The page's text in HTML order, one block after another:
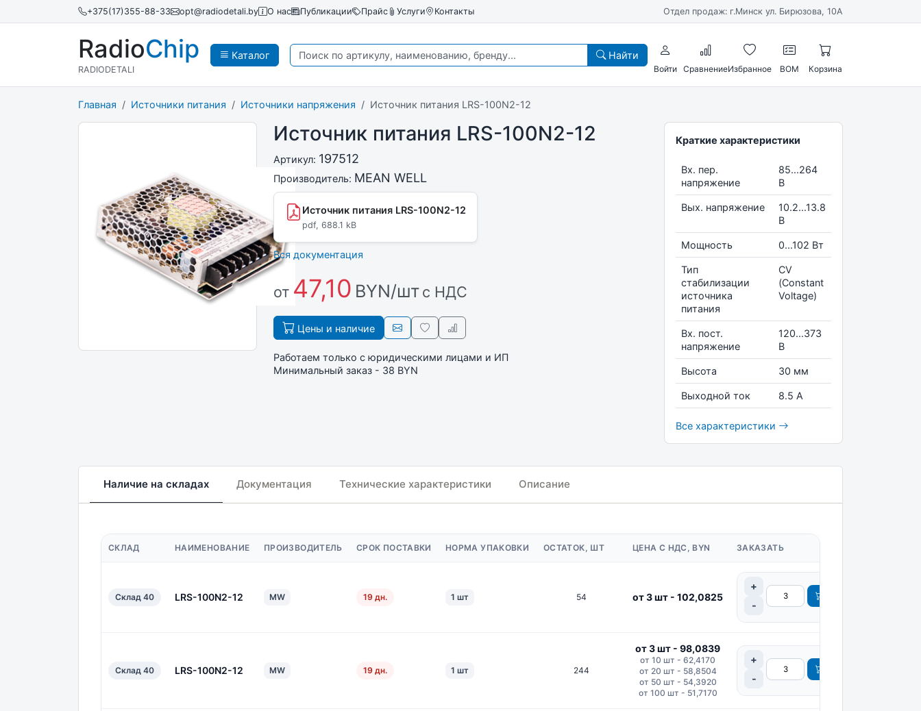
+375(17)355-88-33 opt@radiodetali.by О нас Публикации Прайс Услуги Контакты Отдел продаж: г.Минск ул. Бирюзова, 10А
Каталог
RadioChip
RADIODETALI
Найти
Войти СравнениеИзбранное BOM Корзина
Главная Источники питания Источники напряжения Источник питания LRS-100N2-12
Источник питания LRS-100N2-12
Артикул: 197512
Производитель: MEAN WELL
Источник питания LRS-100N2-12
pdf, 688.1 kB
Вся документация
от 47,10 BYN/штс НДС
Цены и наличие
Работаем только с юридическими лицами и ИП
Минимальный заказ - 38 BYN
Краткие характеристики
Вх. пер.
напряжение
85...264
В
Вых. напряжение
10.2...13.8
В
Мощность 0...102 Вт
Тип
стабилизации
источника
питания
CV
(Constant
Voltage)
Вх. пост.
напряжение
120...373
В
Высота 30 мм
Выходной ток 8.5 А
Все характеристики
Наличие на складах Документация Технические характеристики Описание
СКЛАД НАИМЕНОВАНИЕ ПРОИЗВОДИТЕЛЬ СРОК ПОСТАВКИ НОРМА УПАКОВКИ ОСТАТОК, ШТ ЦЕНА С НДС, BYN ЗАКАЗАТЬ
Склад 40 LRS-100N2-12 MW 19 дн. 1 шт 54 от 3 шт - 102,0825
Склад 40 LRS-100N2-12 MW 19 дн. 1 шт 244
от 3 шт - 98,0839
от 10 шт - 62,4170
от 20 шт - 58,8504
от 50 шт - 54,3920
от 100 шт - 51,7170